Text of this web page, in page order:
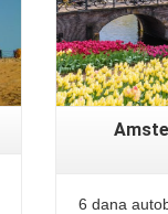
6 dana